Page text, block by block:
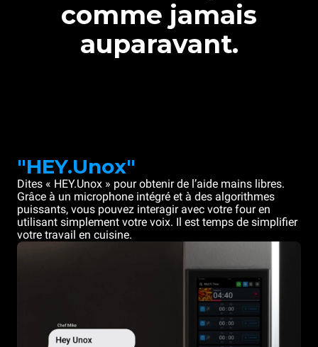
comme jamais
auparavant.
"HEY.Unox"
Dites « HEY.Unox » pour obtenir de l’aide mains libres.
Grâce à un microphone intégré et à des algorithmes
puissants, vous pouvez interagir avec votre four en
utilisant simplement votre voix. Il est temps de simplifier
votre travail en cuisine.